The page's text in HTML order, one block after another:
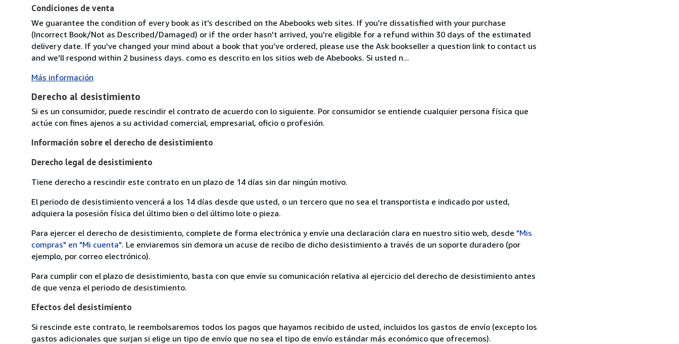
Condiciones de venta
We guarantee the condition of every book as it's described on the Abebooks web sites. If you're dissatisfied with your purchase
(Incorrect Book/Not as Described/Damaged) or if the order hasn't arrived, you're eligible for a refund within 30 days of the estimated
delivery date. If you've changed your mind about a book that you've ordered, please use the Ask bookseller a question link to contact us
and we'll respond within 2 business days. como es descrito en los sitios web de Abebooks. Si usted n...
Más información
Derecho al desistimiento
Si es un consumidor, puede rescindir el contrato de acuerdo con lo siguiente. Por consumidor se entiende cualquier persona física que
actúe con fines ajenos a su actividad comercial, empresarial, oficio o profesión.
Información sobre el derecho de desistimiento
Derecho legal de desistimiento
Tiene derecho a rescindir este contrato en un plazo de 14 días sin dar ningún motivo.
El periodo de desistimiento vencerá a los 14 días desde que usted, o un tercero que no sea el transportista e indicado por usted,
adquiera la posesión física del último bien o del último lote o pieza.
Para ejercer el derecho de desistimiento, complete de forma electrónica y envíe una declaración clara en nuestro sitio web, desde "Mis
compras" en "Mi cuenta". Le enviaremos sin demora un acuse de recibo de dicho desistimiento a través de un soporte duradero (por
ejemplo, por correo electrónico).
Para cumplir con el plazo de desistimiento, basta con que envíe su comunicación relativa al ejercicio del derecho de desistimiento antes
de que venza el periodo de desistimiento.
Efectos del desistimiento
Si rescinde este contrato, le reembolsaremos todos los pagos que hayamos recibido de usted, incluidos los gastos de envío (excepto los
gastos adicionales que surjan si elige un tipo de envío que no sea el tipo de envío estándar más económico que ofrecemos).